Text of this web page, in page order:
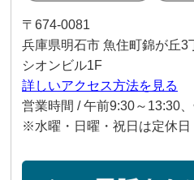
〒674-0081
兵庫県明石市 魚住町錦が丘3
シオンビル1F
詳しいアクセス方法を見る
営業時間 / 午前9:30～13:30
※水曜・日曜・祝日は定休日